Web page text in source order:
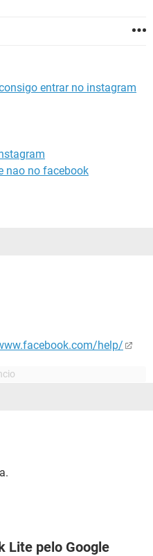
entrar no instagram
nao no facebook
help/
Lite pelo Google